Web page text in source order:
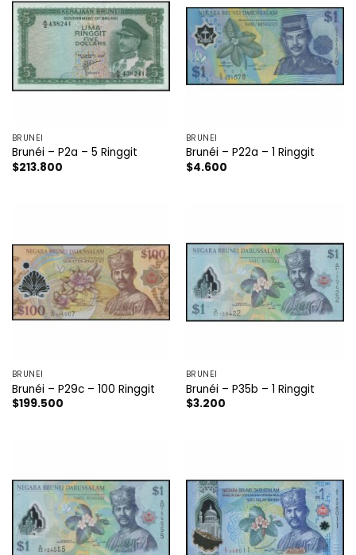
BRUNÉI
Brunéi – P2a – 5 Ringgit
$213.800
BRUNÉI
Brunéi – P22a – 1 Ringgit
$4.600
BRUNÉI
Brunéi – P29c – 100 Ringgit
$199.500
BRUNÉI
Brunéi – P35b – 1 Ringgit
$3.200